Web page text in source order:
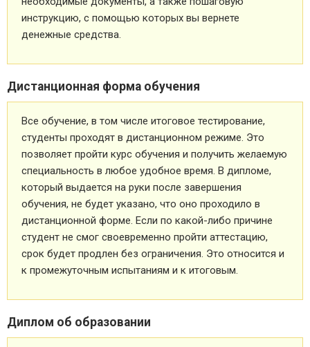
инструкцию, с помощью которых вы вернете
денежные средства.
Дистанционная форма обучения
Все обучение, в том числе итоговое тестирование,
студенты проходят в дистанционном режиме. Это
позволяет пройти курс обучения и получить желаемую
специальность в любое удобное время. В дипломе,
который выдается на руки после завершения
обучения, не будет указано, что оно проходило в
дистанционной форме. Если по какой-либо причине
студент не смог своевременно пройти аттестацию,
срок будет продлен без ограничения. Это относится и
к промежуточным испытаниям и к итоговым.
Диплом об образовании